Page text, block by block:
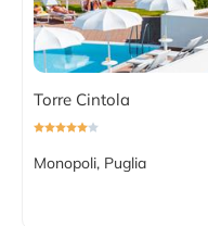
Torre Cintola
Monopoli, Puglia